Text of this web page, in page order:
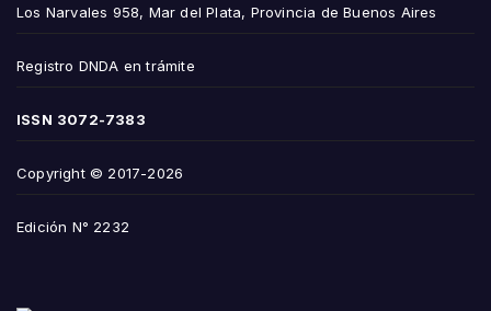
Los Narvales 958, Mar del Plata, Provincia de Buenos Aires
Registro DNDA en trámite
ISSN 3072-7383
Copyright © 2017-2026
Edición N° 2232